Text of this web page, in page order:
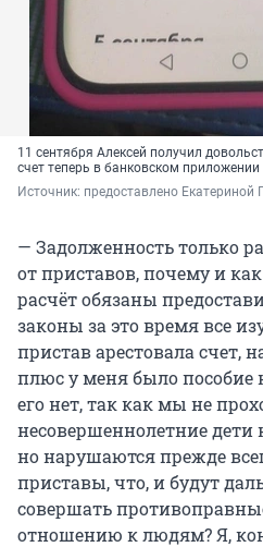
11 сентября Алексей получил
счет теперь в банковском приложении
Источник: предоставлено Екатериной
— Задолженность только
от приставов, почему и
расчёт обязаны
законы за это время все
пристав арестовала счет,
плюс у меня было пособие
его нет, так как мы не
несовершеннолетние
но нарушаются прежде
приставы, что, и будут
совершать
отношению к людям? Я,